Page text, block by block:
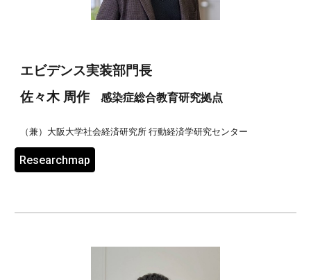
エビデンス実装部門長
佐々木周作 感染症総合教育研究拠点
（兼）大阪大学社会経済研究所 行動経済学研究センター
Researchmap